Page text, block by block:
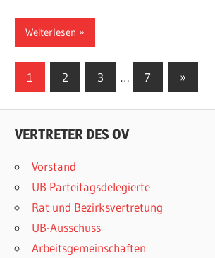
Weiterlesen
Seitennummerierung
Beiträge
1 2 3 … 7
Nächste
Beiträge
»
VERTRETER DES OV
Vorstand
UB Parteitagsdelegierte
Rat und Bezirksvertretung
UB-Ausschuss
Arbeitsgemeinschaften